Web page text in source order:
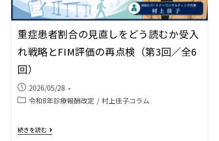
重症患者割合の見直しをどう読むか――受入
れ戦略とFIM評価の再点検（第3回／全6
回）
2026/05/28
令和8年診療報酬改定 / 村上佳子コラム
続きを読む